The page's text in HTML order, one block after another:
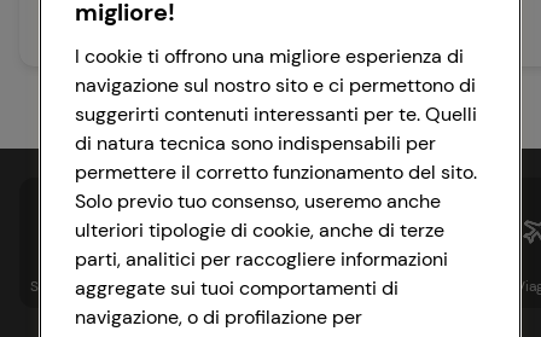
Spesa online Assicurazioni Sapori& Istituzionale
migliore!
I cookie ti offrono una migliore esperienza di
navigazione sul nostro sito e ci permettono di
suggerirti contenuti interessanti per te. Quelli
di natura tecnica sono indispensabili per
permettere il corretto funzionamento del sito.
Solo previo tuo consenso, useremo anche
ulteriori tipologie di cookie, anche di terze
parti, analitici per raccogliere informazioni
aggregate sui tuoi comportamenti di
navigazione, o di profilazione per